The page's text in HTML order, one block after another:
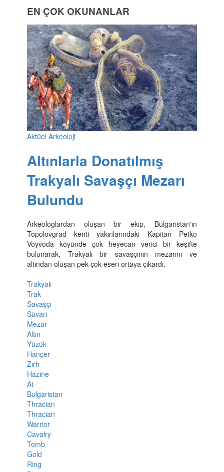
EN ÇOK OKUNANLAR
Aktüel Arkeoloji
Altınlarla Donatılmış
Trakyalı Savaşçı Mezarı
Bulundu
Arkeologlardan oluşan bir ekip, Bulgaristan'ın
Topolovgrad kenti yakınlarındaki Kapitan Petko
Voyvoda köyünde çok heyecan verici bir keşifte
bulunarak, Trakyalı bir savaşçının mezarını ve
altından oluşan pek çok eseri ortaya çıkardı.
Trakyalı
Trak
Savaşçı
Süvari
Mezar
Altın
Yüzük
Hançer
Zırh
Hazine
At
Bulgaristan
Thracian
Thracian
Warrior
Cavalry
Tomb
Gold
Ring